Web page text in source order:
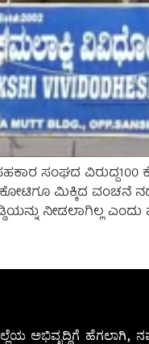
ಸಂಘದ
ಕೋಟಿಗೂ ಮಿಕ್ಕಿದ
ನೀಡಲಾಗಿಲ್ಲ
ಅಭಿವೃದ್ಧಿಗೆ